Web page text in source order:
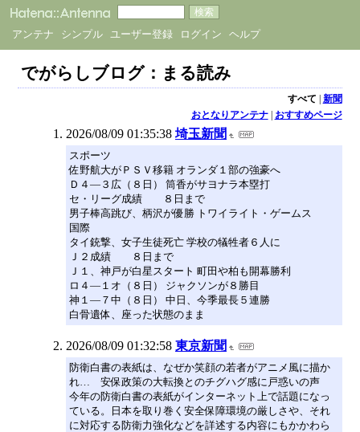
アンテナ シンプル ユーザー登録 ログイン ヘルプ
でがらしブログ：まる読み
すべて | 新聞
おとなりアンテナ| おすすめページ
2026/08/09 01:35:38 埼玉新聞
スポーツ
佐野航大がＰＳＶ移籍 オランダ１部の強豪へ
Ｄ４―３広（８日） 筒香がサヨナラ本塁打
セ・リーグ成績 ８日まで
男子棒高跳び、柄沢が優勝 トワイライト・ゲームス
国際
タイ銃撃、女子生徒死亡 学校の犠牲者６人に
Ｊ２成績 ８日まで
Ｊ１、神戸が白星スタート 町田や柏も開幕勝利
ロ４―１オ（８日） ジャクソンが８勝目
神１―７中（８日） 中日、今季最長５連勝
白骨遺体、座った状態のまま
2026/08/09 01:32:58 東京新聞
防衛白書の表紙は、なぜか笑顔の若者がアニメ風に描か
れ… 安保政策の大転換とのチグハグ感に戸惑いの声
今年の防衛白書の表紙がインターネット上で話題になっ
ている。日本を取り巻く安全保障環境の厳しさや、それ
に対応する防衛力強化などを詳述する内容にもかかわら